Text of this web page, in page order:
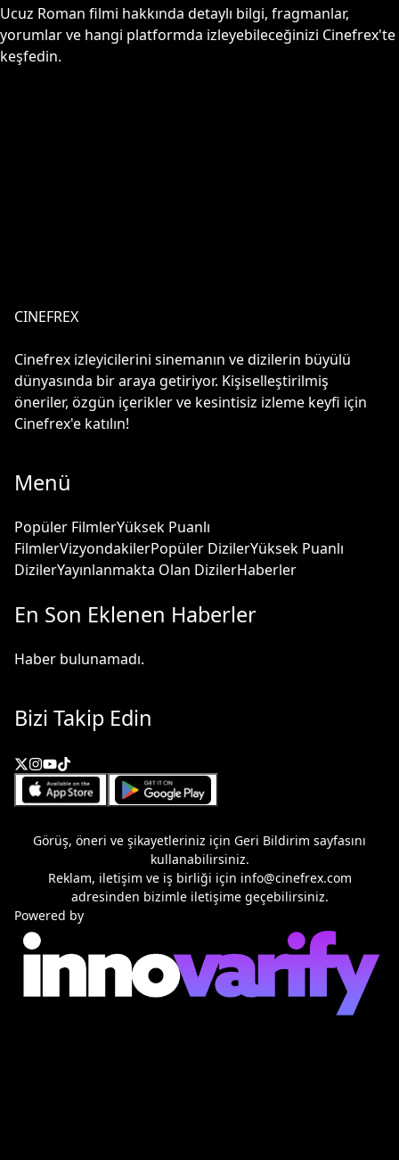
Ucuz Roman filmi hakkında detaylı bilgi, fragmanlar,
yorumlar ve hangi platformda izleyebileceğinizi Cinefrex'te
keşfedin.
CINEFREX
Cinefrex izleyicilerini sinemanın ve dizilerin büyülü
dünyasında bir araya getiriyor. Kişiselleştirilmiş
öneriler, özgün içerikler ve kesintisiz izleme keyfi için
Cinefrex'e katılın!
Menü
Popüler FilmlerYüksek Puanlı
FilmlerVizyondakilerPopüler DizilerYüksek Puanlı
DizilerYayınlanmakta Olan DizilerHaberler
En Son Eklenen Haberler
Haber bulunamadı.
Bizi Takip Edin
Görüş, öneri ve şikayetleriniz için Geri Bildirim sayfasını
kullanabilirsiniz.
Reklam, iletişim ve iş birliği için info@cinefrex.com
adresinden bizimle iletişime geçebilirsiniz.
Powered by